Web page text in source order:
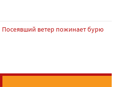
Посеявший ветер пожинает бурю